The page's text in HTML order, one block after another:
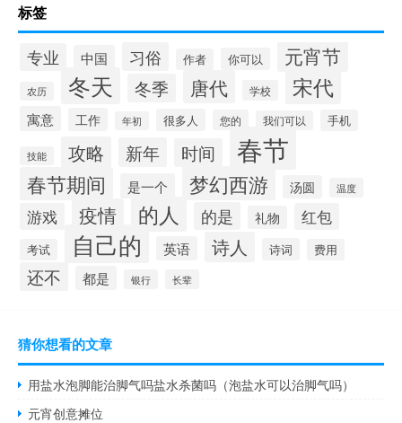
标签
专业 中国 习俗 作者 你可以 元宵节
农历 冬天 冬季 唐代 学校 宋代
寓意 工作 年初 很多人 您的 我们可以 手机
技能 攻略 新年 时间 春节
春节期间 是一个 梦幻西游 汤圆 温度
游戏 疫情 的人 的是 礼物 红包
考试 自己的 英语 诗人 诗词 费用
还不 都是 银行 长辈
猜你想看的文章
用盐水泡脚能治脚气吗盐水杀菌吗（泡盐水可以治脚气吗）
元宵创意摊位